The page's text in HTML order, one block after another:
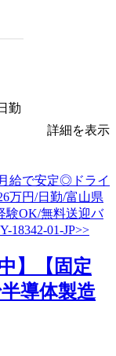
勤
詳細を表示
】【固定
導体製造